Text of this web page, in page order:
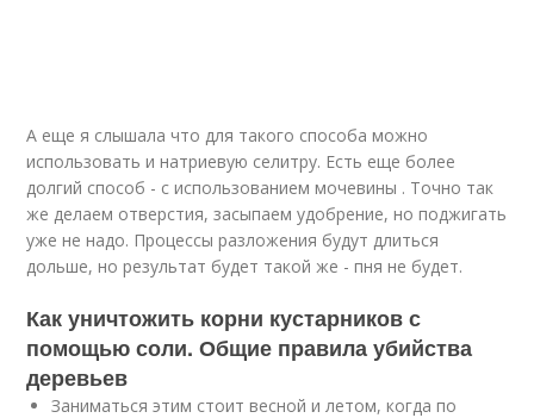
А еще я слышала что для такого способа можно
использовать и натриевую селитру. Есть еще более
долгий способ - с использованием мочевины . Точно так
же делаем отверстия, засыпаем удобрение, но поджигать
уже не надо. Процессы разложения будут длиться
дольше, но результат будет такой же - пня не будет.
Как уничтожить корни кустарников с
помощью соли. Общие правила убийства
деревьев
Заниматься этим стоит весной и летом, когда по